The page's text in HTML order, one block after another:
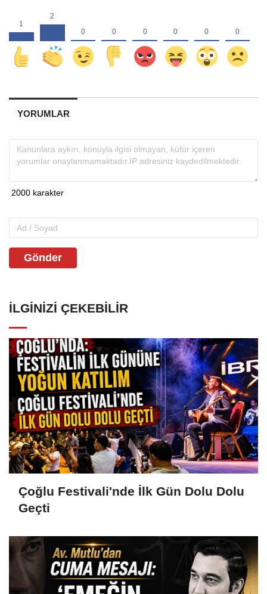
Gönder
İLGINIZI ÇEKEBILIR
Çoğlu Festivali'nde İlk Gün Dolu Dolu
Geçti